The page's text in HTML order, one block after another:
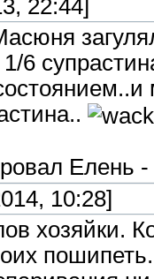
22:44]
6
Елень -
10:28]
хозяйки.